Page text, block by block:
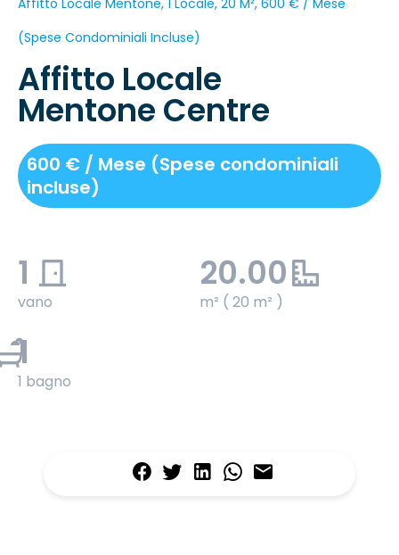
Affitto Locale Mentone, 1 Locale, 20 M², 600 € / Mese
(Spese Condominiali Incluse)
Affitto Locale
Mentone Centre
600 € / Mese (Spese condominiali
incluse)
1
vano
20.00
m² ( 20 m² )
1
1 bagno